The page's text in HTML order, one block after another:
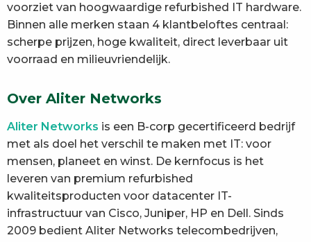
voorziet van hoogwaardige refurbished IT hardware.
Binnen alle merken staan 4 klantbeloftes centraal:
scherpe prijzen, hoge kwaliteit, direct leverbaar uit
voorraad en milieuvriendelijk.
Over Aliter Networks
Aliter Networks is een B-corp gecertificeerd bedrijf
met als doel het verschil te maken met IT: voor
mensen, planeet en winst. De kernfocus is het
leveren van premium refurbished
kwaliteitsproducten voor datacenter IT-
infrastructuur van Cisco, Juniper, HP en Dell. Sinds
2009 bedient Aliter Networks telecombedrijven,